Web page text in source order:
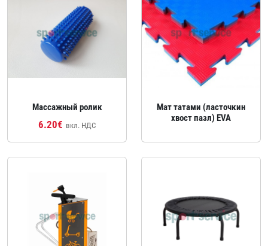
Массажный ролик
6.20€ вкл. НДС
Мат татами (ласточкин
хвост пазл) EVA